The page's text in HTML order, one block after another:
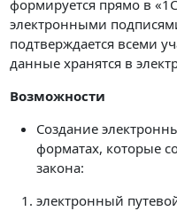
формируется прямо в
электронными
подтверждается всеми
данные хранятся в
Возможности
Создание
форматах, которые
закона:
электронный